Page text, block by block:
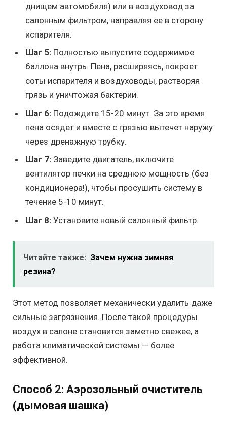
днищем автомобиля) или в воздуховод за
салонным фильтром, направляя ее в сторону
испарителя.
Шаг 5: Полностью выпустите содержимое
баллона внутрь. Пена, расширяясь, покроет
соты испарителя и воздуховоды, растворяя
грязь и уничтожая бактерии.
Шаг 6: Подождите 15-20 минут. За это время
пена осядет и вместе с грязью вытечет наружу
через дренажную трубку.
Шаг 7: Заведите двигатель, включите
вентилятор печки на среднюю мощность (без
кондиционера!), чтобы просушить систему в
течение 5-10 минут.
Шаг 8: Установите новый салонный фильтр.
Читайте также: Зачем нужна зимняя
резина?
Этот метод позволяет механически удалить даже
сильные загрязнения. После такой процедуры
воздух в салоне становится заметно свежее, а
работа климатической системы — более
эффективной.
Способ 2: Аэрозольный очиститель
(дымовая шашка)